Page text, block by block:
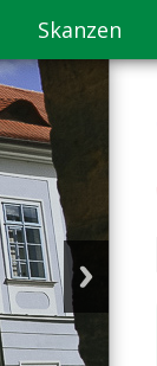
Skanzen